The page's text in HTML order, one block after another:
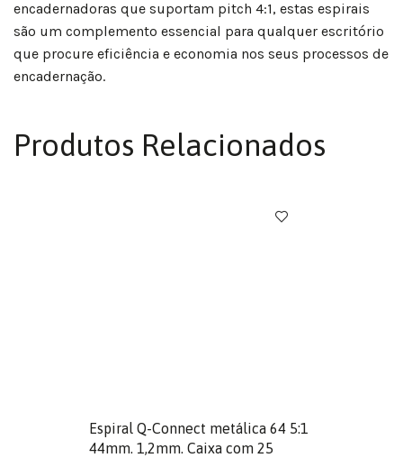
encadernadoras que suportam pitch 4:1, estas espirais
são um complemento essencial para qualquer escritório
que procure eficiência e economia nos seus processos de
encadernação.
Produtos Relacionados
Espiral Q-Connect metálica 64 5:1
44mm. 1,2mm. Caixa com 25